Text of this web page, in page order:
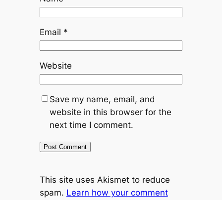
Email *
Website
Save my name, email, and
website in this browser for the
next time I comment.
This site uses Akismet to reduce
spam. Learn how your comment